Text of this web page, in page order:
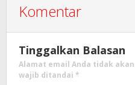
Komentar
Tinggalkan Balasan
Alamat email Anda tidak
wajib ditandai *